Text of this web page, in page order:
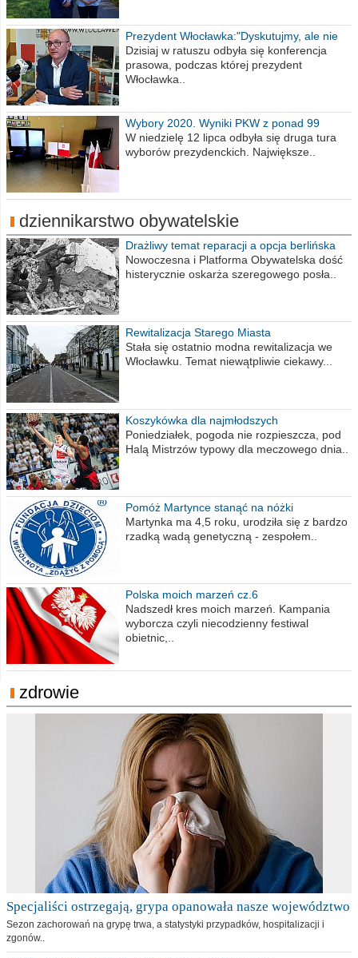
Prezydent Włocławka:"Dyskutujmy, ale nie
obrażajmy się”
Dzisiaj w ratuszu odbyła się konferencja
prasowa, podczas której prezydent
Włocławka..
Wybory 2020. Wyniki PKW z ponad 99
procent obwodów
W niedzielę 12 lipca odbyła się druga tura
wyborów prezydenckich. Największe..
dziennikarstwo obywatelskie
Drażliwy temat reparacji a opcja berlińska
Nowoczesna i Platforma Obywatelska dość
histerycznie oskarża szeregowego posła..
Rewitalizacja Starego Miasta
Stała się ostatnio modna rewitalizacja we
Włocławku. Temat niewątpliwie ciekawy...
Koszykówka dla najmłodszych
Poniedziałek, pogoda nie rozpieszcza, pod
Halą Mistrzów typowy dla meczowego dnia..
Pomóż Martynce stanąć na nóżki
Martynka ma 4,5 roku, urodziła się z bardzo
rzadką wadą genetyczną - zespołem..
Polska moich marzeń cz.6
Nadszedł kres moich marzeń. Kampania
wyborcza czyli niecodzienny festiwal
obietnic,..
zdrowie
Specjaliści ostrzegają, grypa opanowała nasze województwo
Sezon zachorowań na grypę trwa, a statystyki przypadków, hospitalizacji i
zgonów..